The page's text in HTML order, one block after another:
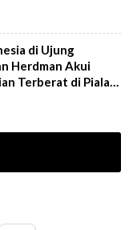
di Ujung
Herdman Akui
Terberat di Piala